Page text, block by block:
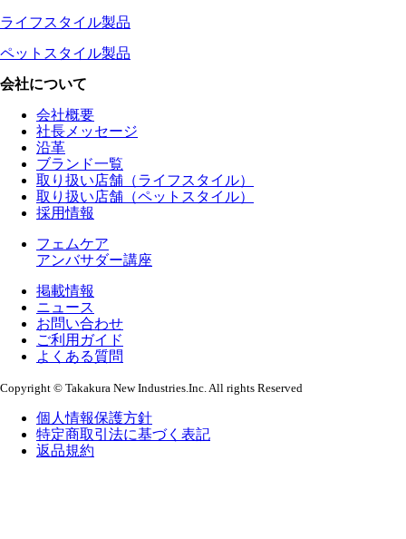
ライフスタイル製品
ペットスタイル製品
会社について
会社概要
社長メッセージ
沿革
ブランド一覧
取り扱い店舗（ライフスタイル）
取り扱い店舗（ペットスタイル）
採用情報
フェムケア
アンバサダー講座
掲載情報
ニュース
お問い合わせ
ご利用ガイド
よくある質問
Copyright © Takakura New Industries.Inc. All rights Reserved
個人情報保護方針
特定商取引法に基づく表記
返品規約